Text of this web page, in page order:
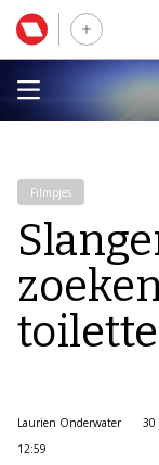
Filmpjes
Laurien Onderwater
30
12:59